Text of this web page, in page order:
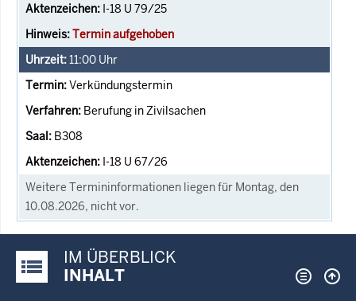
I-18 U 79/25
Termin aufgehoben
11:00 Uhr
Verkündungstermin
Berufung in Zivilsachen
B308
I-18 U 67/26
Weitere Termininformationen liegen für Montag, den
10.08.2026, nicht vor.
Justiz-Portal im Überblick:
IM ÜBERBLICK
INHALT